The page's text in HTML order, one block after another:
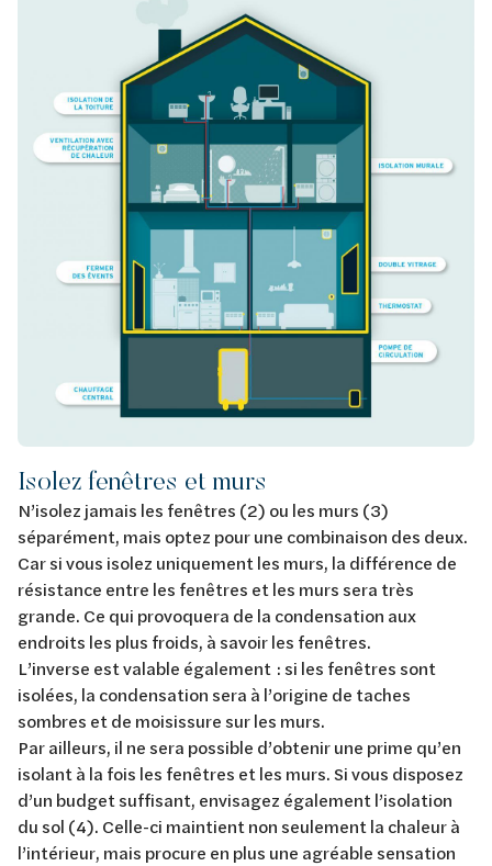
Isolez fenêtres et murs
N’isolez jamais les fenêtres (2) ou les murs (3)
séparément, mais optez pour une combinaison des deux.
Car si vous isolez uniquement les murs, la différence de
résistance entre les fenêtres et les murs sera très
grande. Ce qui provoquera de la condensation aux
endroits les plus froids, à savoir les fenêtres.
L’inverse est valable également : si les fenêtres sont
isolées, la condensation sera à l’origine de taches
sombres et de moisissure sur les murs.
Par ailleurs, il ne sera possible d’obtenir une prime qu’en
isolant à la fois les fenêtres et les murs. Si vous disposez
d’un budget suffisant, envisagez également l’isolation
du sol (4). Celle-ci maintient non seulement la chaleur à
l’intérieur, mais procure en plus une agréable sensation